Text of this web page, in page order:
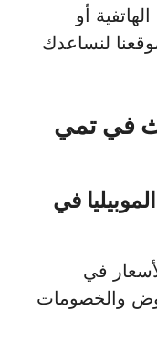
أو
لنساعدك
في تمي
في
في
والخصومات